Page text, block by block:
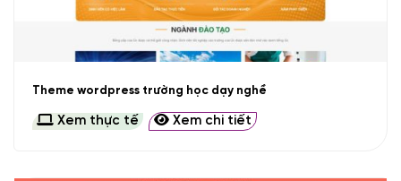
Theme wordpress trường học dạy nghề
Xem thực tế Xem chi tiết